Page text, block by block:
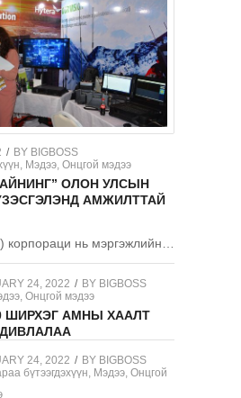
/ BY BIGBOSS
, Мэдээ, Онцгой мэдээ
ОЛОН УЛСЫН
АМЖИЛТТАЙ
корпораци нь мэргэжлийн…
24, 2022 / BY BIGBOSS
, Онцгой мэдээ
ШИРХЭГ АМНЫ ХААЛТ
24, 2022 / BY BIGBOSS
бүтээгдэхүүн, Мэдээ, Онцгой